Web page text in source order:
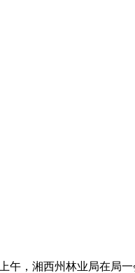
，湘西州林业局在局